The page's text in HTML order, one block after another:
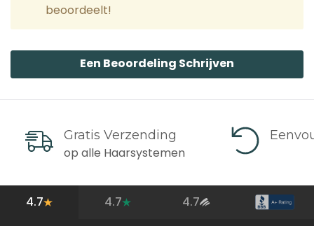
beoordeelt!
Een Beoordeling Schrijven
Gratis Verzending
op alle Haarsystemen
4.7 4.7 4.7